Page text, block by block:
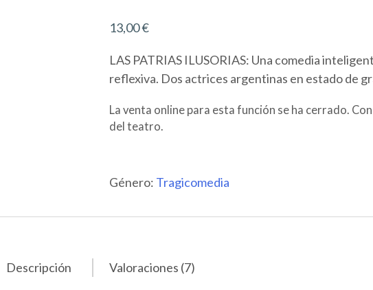
basado en
de clientes
13,00€
LAS PATRIAS ILUSORIAS: Una comedia
reflexiva. Dos actrices argentinas en estado de
La venta online para esta función se ha cerrado.
del teatro.
Género: Tragicomedia
Descripción Valoraciones (7)